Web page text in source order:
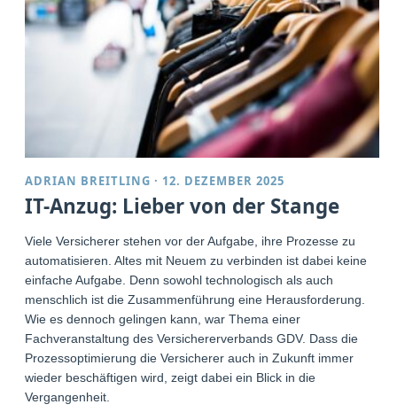
ADRIAN BREITLING · 12. DEZEMBER 2025
IT-Anzug: Lieber von der Stange
Viele Versicherer stehen vor der Aufgabe, ihre Prozesse zu
automatisieren. Altes mit Neuem zu verbinden ist dabei keine
einfache Aufgabe. Denn sowohl technologisch als auch
menschlich ist die Zusammenführung eine Herausforderung.
Wie es dennoch gelingen kann, war Thema einer
Fachveranstaltung des Versichererverbands GDV. Dass die
Prozessoptimierung die Versicherer auch in Zukunft immer
wieder beschäftigen wird, zeigt dabei ein Blick in die
Vergangenheit.